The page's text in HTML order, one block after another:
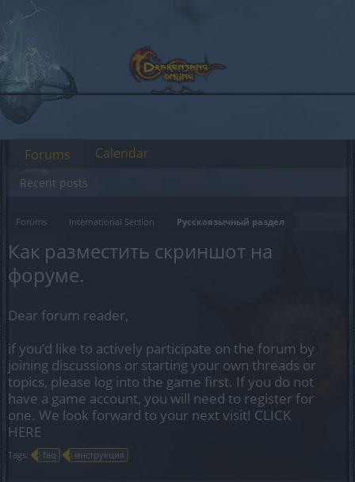
Forums International Section Русскоязычный раздел
Как разместить скриншот на
форуме.
Dear forum reader,
if you’d like to actively participate on the forum by
joining discussions or starting your own threads or
topics, please log into the game first. If you do not
have a game account, you will need to register for
one. We look forward to your next visit! CLICK
HERE
Tags: faq инструкция
Forums
Recent posts
Calendar